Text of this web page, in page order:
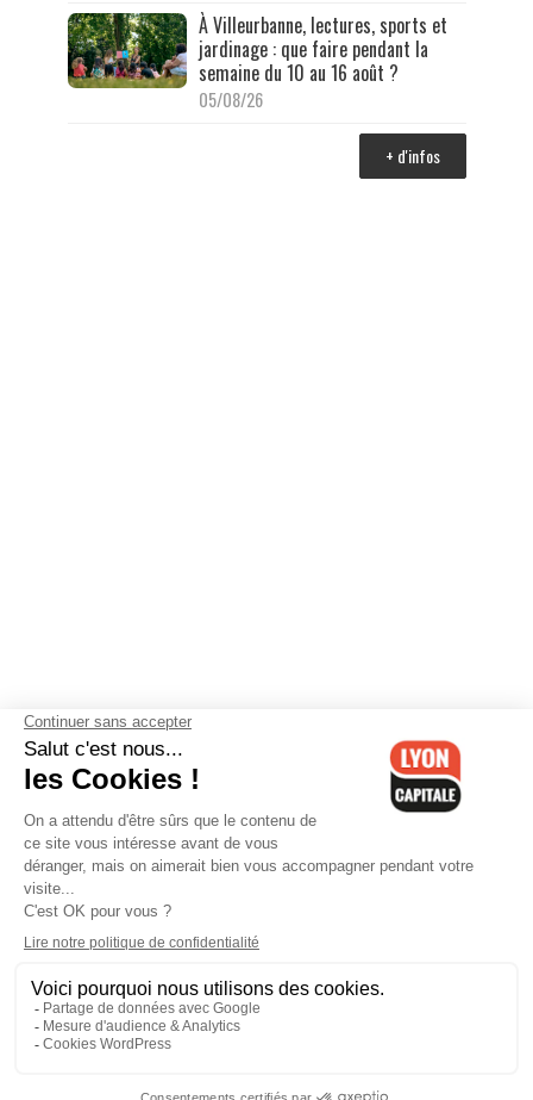
À Villeurbanne, lectures, sports et
jardinage : que faire pendant la
semaine du 10 au 16 août ?
05/08/26
+ d'infos
Contactez-nous-Mentions légales-CGV-Politique de
confidentialité-Gestion des cookies